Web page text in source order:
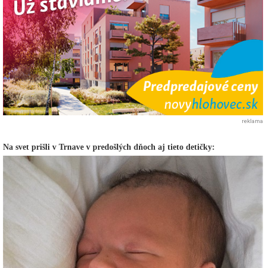
reklama
Na svet prišli v Trnave v predošlých dňoch aj tieto detičky: